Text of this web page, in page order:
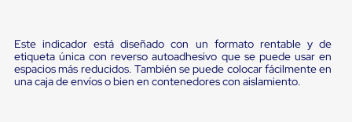
Hidráulicas
Rampas
de
patio
Este indicador está diseñado con un formato rentable y de
etiqueta única con reverso autoadhesivo que se puede usar en
espacios más reducidos. También se puede colocar fácilmente en
una caja de envíos o bien en contenedores con aislamiento.